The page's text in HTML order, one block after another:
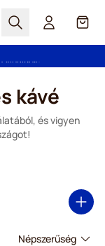
Search Cart
tól
kávé
és vigyen